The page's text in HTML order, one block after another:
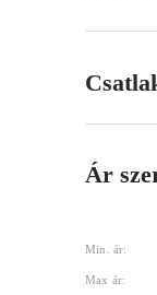
Ár
Min. ár:
Max ár: